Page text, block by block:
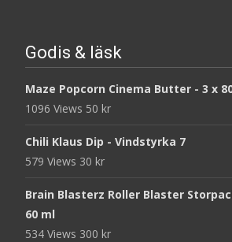
Godis & läsk
Maze Popcorn Cinema Butter - 3 x
1096 Views 50 kr
Chili Klaus Dip - Vindstyrka 7
579 Views 30 kr
Brain Blasterz Roller Blaster
60 ml
534 Views 300 kr